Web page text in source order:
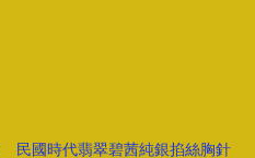
民國時代翡翠碧茜純銀掐絲胸針